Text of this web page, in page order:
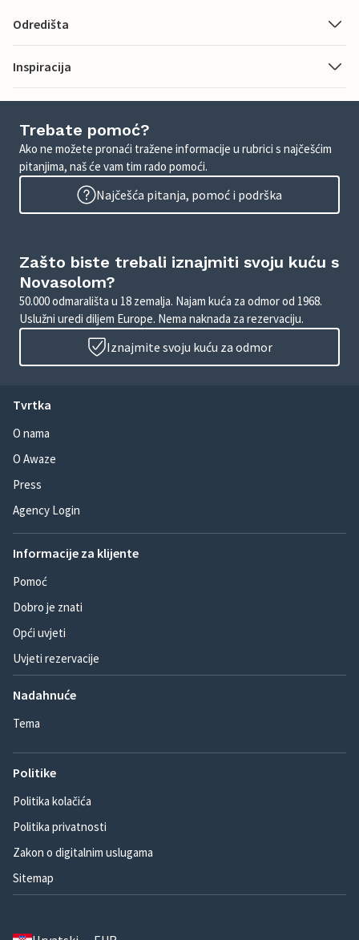
Odredišta
Inspiracija
Trebate pomoć?
Ako ne možete pronaći tražene informacije u rubrici s najčešćim
pitanjima, naš će vam tim rado pomoći.
Najčešća pitanja, pomoć i podrška
Zašto biste trebali iznajmiti svoju kuću s
Novasolom?
50.000 odmarališta u 18 zemalja. Najam kuća za odmor od 1968.
Uslužni uredi diljem Europe. Nema naknada za rezervaciju.
Iznajmite svoju kuću za odmor
Tvrtka
O nama
O Awaze
Press
Agency Login
Informacije za klijente
Pomoć
Dobro je znati
Opći uvjeti
Uvjeti rezervacije
Nadahnuće
Tema
Politike
Politika kolačića
Politika privatnosti
Zakon o digitalnim uslugama
Sitemap